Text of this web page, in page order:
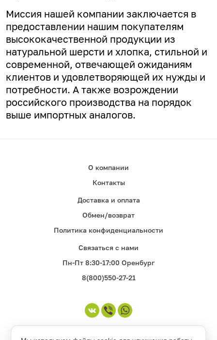
Миссия нашей компании заключается в
предоставлении нашим покупателям
высококачественной продукции из
натуральной шерсти и хлопка, стильной и
современной, отвечающей ожиданиям
клиентов и удовлетворяющей их нужды и
потребности. А также возрождении
российского производства на порядок
выше импортных аналогов.
О компании
Контакты
Доставка и оплата
Обмен/возврат
Политика конфиденциальности
Связаться с нами
Пн-Пт 8:30-17:00 Оренбург
8(800)550-27-21